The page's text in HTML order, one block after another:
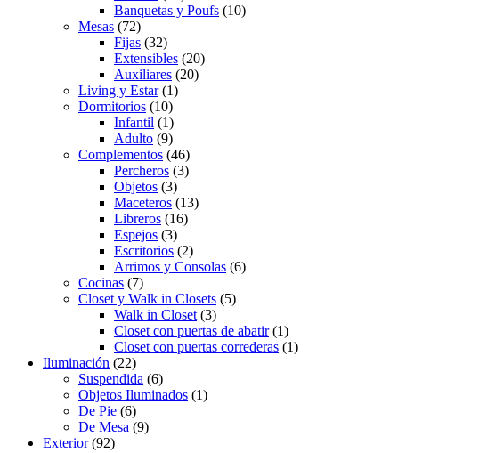
Banquetas y Poufs (10)
Mesas (72)
Fijas (32)
Extensibles (20)
Auxiliares (20)
Living y Estar(1)
Dormitorios (10)
Infantil (1)
Adulto (9)
Complementos (46)
Percheros (3)
Objetos (3)
Maceteros (13)
Libreros (16)
Espejos (3)
Escritorios (2)
Arrimos y Consolas (6)
Cocinas (7)
Closet y Walk in Closets (5)
Walk in Closet (3)
Closet con puertas de abatir(1)
Closet con puertas correderas (1)
Iluminación (22)
Suspendida (6)
Objetos Iluminados (1)
De Pie (6)
De Mesa (9)
Exterior(92)